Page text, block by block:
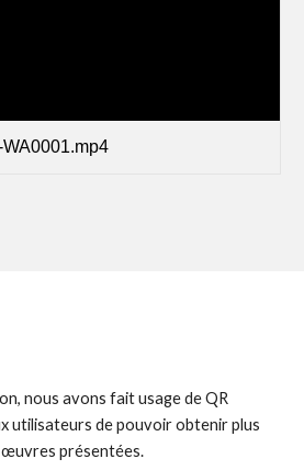
nous avons fait usage de QR
utilisateurs de pouvoir obtenir plus
présentées.